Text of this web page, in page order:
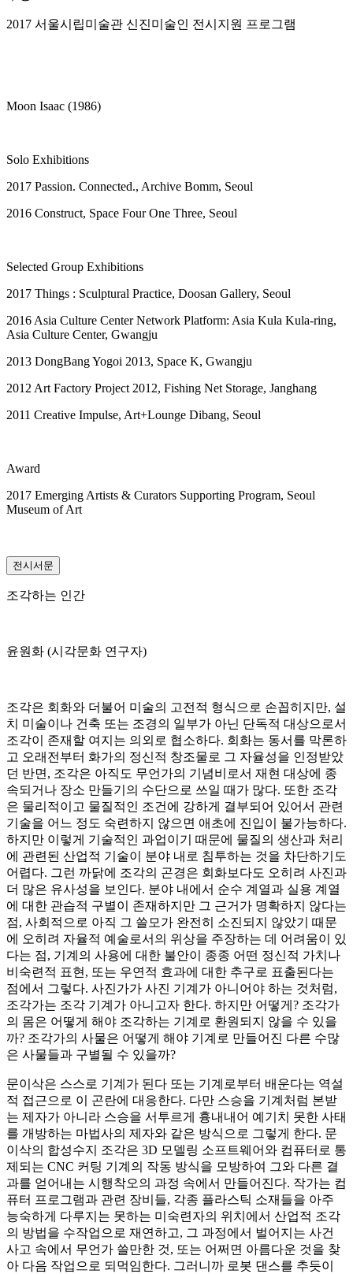
2017 서울시립미술관 신진미술인 전시지원 프로그램
Moon Isaac (1986)
Solo Exhibitions
2017 Passion. Connected., Archive Bomm, Seoul
2016 Construct, Space Four One Three, Seoul
Selected Group Exhibitions
2017 Things : Sculptural Practice, Doosan Gallery, Seoul
2016 Asia Culture Center Network Platform: Asia Kula Kula-ring,
Asia Culture Center, Gwangju
2013 DongBang Yogoi 2013, Space K, Gwangju
2012 Art Factory Project 2012, Fishing Net Storage, Janghang
2011 Creative Impulse, Art+Lounge Dibang, Seoul
Award
2017 Emerging Artists & Curators Supporting Program, Seoul
Museum of Art
전시서문
조각하는 인간
윤원화 (시각문화 연구자)
조각은 회화와 더불어 미술의 고전적 형식으로 손꼽히지만, 설
치 미술이나 건축 또는 조경의 일부가 아닌 단독적 대상으로서
조각이 존재할 여지는 의외로 협소하다. 회화는 동서를 막론하
고 오래전부터 화가의 정신적 창조물로 그 자율성을 인정받았
던 반면, 조각은 아직도 무언가의 기념비로서 재현 대상에 종
속되거나 장소 만들기의 수단으로 쓰일 때가 많다. 또한 조각
은 물리적이고 물질적인 조건에 강하게 결부되어 있어서 관련
기술을 어느 정도 숙련하지 않으면 애초에 진입이 불가능하다.
하지만 이렇게 기술적인 과업이기 때문에 물질의 생산과 처리
에 관련된 산업적 기술이 분야 내로 침투하는 것을 차단하기도
어렵다. 그런 까닭에 조각의 곤경은 회화보다도 오히려 사진과
더 많은 유사성을 보인다. 분야 내에서 순수 계열과 실용 계열
에 대한 관습적 구별이 존재하지만 그 근거가 명확하지 않다는
점, 사회적으로 아직 그 쓸모가 완전히 소진되지 않았기 때문
에 오히려 자율적 예술로서의 위상을 주장하는 데 어려움이 있
다는 점, 기계의 사용에 대한 불안이 종종 어떤 정신적 가치나
비숙련적 표현, 또는 우연적 효과에 대한 추구로 표출된다는
점에서 그렇다. 사진가가 사진 기계가 아니어야 하는 것처럼,
조각가는 조각 기계가 아니고자 한다. 하지만 어떻게? 조각가
의 몸은 어떻게 해야 조각하는 기계로 환원되지 않을 수 있을
까? 조각가의 사물은 어떻게 해야 기계로 만들어진 다른 수많
은 사물들과 구별될 수 있을까?
문이삭은 스스로 기계가 된다 또는 기계로부터 배운다는 역설
적 접근으로 이 곤란에 대응한다. 다만 스승을 기계처럼 본받
는 제자가 아니라 스승을 서투르게 흉내내어 예기치 못한 사태
를 개방하는 마법사의 제자와 같은 방식으로 그렇게 한다. 문
이삭의 합성수지 조각은 3D 모델링 소프트웨어와 컴퓨터로 통
제되는 CNC 커팅 기계의 작동 방식을 모방하여 그와 다른 결
과를 얻어내는 시행착오의 과정 속에서 만들어진다. 작가는 컴
퓨터 프로그램과 관련 장비들, 각종 플라스틱 소재들을 아주
능숙하게 다루지는 못하는 미숙련자의 위치에서 산업적 조각
의 방법을 수작업으로 재연하고, 그 과정에서 벌어지는 사건
사고 속에서 무언가 쓸만한 것, 또는 어쩌면 아름다운 것을 찾
아 다음 작업으로 되먹임한다. 그러니까 로봇 댄스를 추듯이